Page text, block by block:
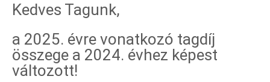
Kedves Tagunk,
a 2025. évre vonatkozó tagdíj
összege a 2024. évhez képest
változott!